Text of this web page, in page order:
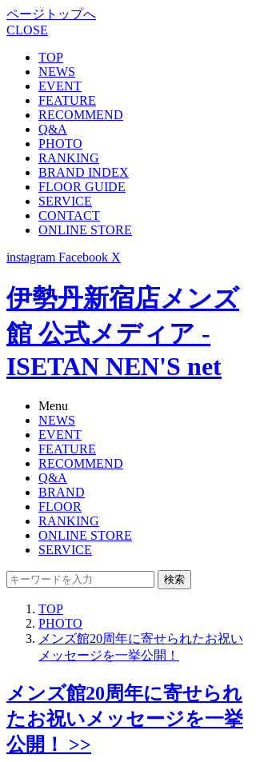
ページトップへ
CLOSE
TOP
NEWS
EVENT
FEATURE
RECOMMEND
Q&A
PHOTO
RANKING
BRAND INDEX
FLOOR GUIDE
SERVICE
CONTACT
ONLINE STORE
instagram Facebook X
伊勢丹新宿店メンズ
館 公式メディア -
ISETAN NEN'S net
Menu
NEWS
EVENT
FEATURE
RECOMMEND
Q&A
BRAND
FLOOR
RANKING
ONLINE STORE
SERVICE
検索
TOP
PHOTO
メンズ館20周年に寄せられたお祝い
メッセージを一挙公開！
メンズ館20周年に寄せられ
たお祝いメッセージを一挙
公開！ >>